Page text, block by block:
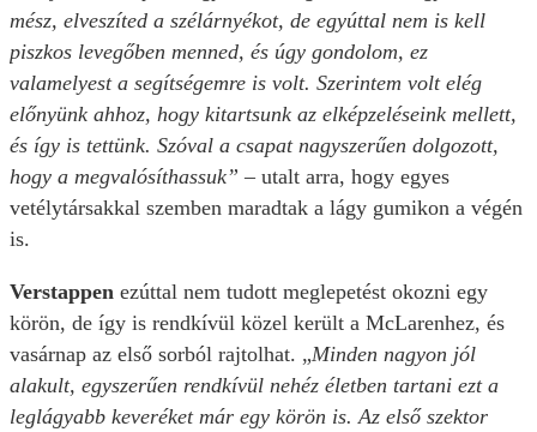
mész, elveszíted a szélárnyékot, de egyúttal nem is kell
piszkos levegőben menned, és úgy gondolom, ez
valamelyest a segítségemre is volt. Szerintem volt elég
előnyünk ahhoz, hogy kitartsunk az elképzeléseink mellett,
és így is tettünk. Szóval a csapat nagyszerűen dolgozott,
hogy a megvalósíthassuk” – utalt arra, hogy egyes
vetélytársakkal szemben maradtak a lágy gumikon a végén
is.
Verstappen ezúttal nem tudott meglepetést okozni egy
körön, de így is rendkívül közel került a McLarenhez, és
vasárnap az első sorból rajtolhat. „Minden nagyon jól
alakult, egyszerűen rendkívül nehéz életben tartani ezt a
leglágyabb keveréket már egy körön is. Az első szektor